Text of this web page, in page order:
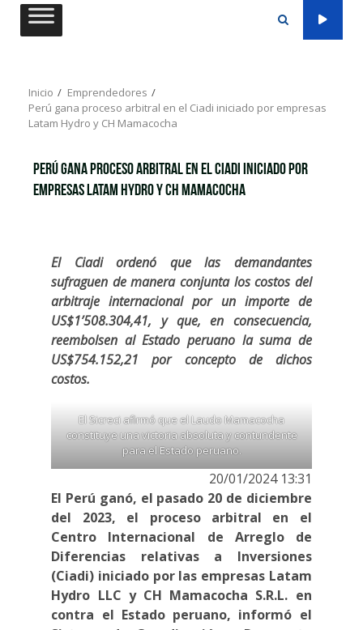
Saltar
Inicio
Emprendedores
Perú gana proceso arbitral en el Ciadi iniciado por empresas
Latam Hydro y CH Mamacocha
Perú gana proceso arbitral en el Ciadi iniciado por
empresas Latam Hydro y CH Mamacocha
El Ciadi ordenó que las demandantes
sufraguen de manera conjunta los costos del
arbitraje internacional por un importe de
US$1’508.304,41, y que, en consecuencia,
reembolsen al Estado peruano la suma de
US$754.152,21 por concepto de dichos
costos.
El Sicreci afirmó que el Laudo Mamacocha
constituye una victoria absoluta y contundente
para el Estado peruano.
20/01/2024 13:31
El Perú ganó, el pasado 20 de diciembre
del 2023, el proceso arbitral en el
Centro Internacional de Arreglo de
Diferencias relativas a Inversiones
(Ciadi) iniciado por las empresas Latam
Hydro LLC y CH Mamacocha S.R.L. en
contra el Estado peruano, informó el